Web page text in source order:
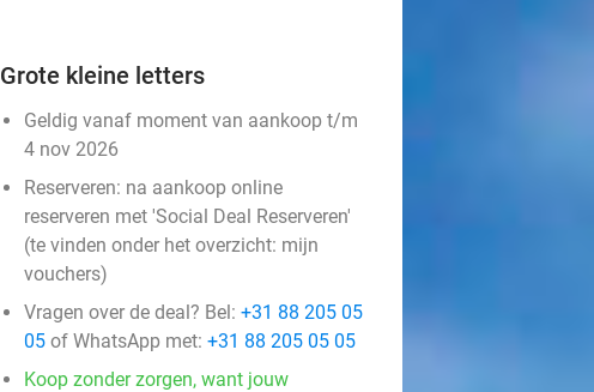
Grote kleine letters
Geldig vanaf moment van aankoop t/m
4 nov 2026
Reserveren: na aankoop online
reserveren met 'Social Deal Reserveren'
(te vinden onder het overzicht: mijn
vouchers)
Vragen over de deal? Bel: +31 88 205 05
05 of WhatsApp met: +31 88 205 05 05
Koop zonder zorgen, want jouw